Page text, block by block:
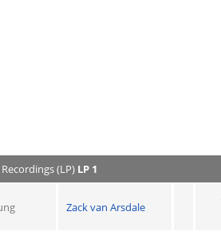
(LP) LP 1
Zack van Arsdale